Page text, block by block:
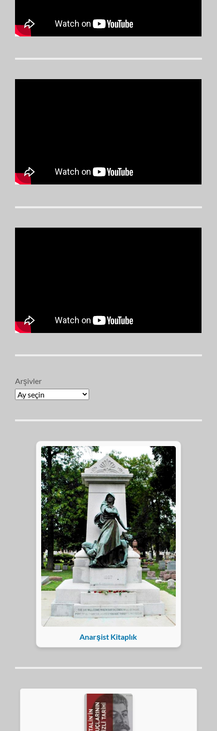
Arşivler
Anarşist Kitaplık